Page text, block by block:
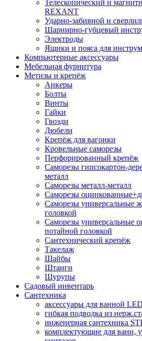
Телескопический и
REXANT
Ударно-забивной и
Шарнирно-губцевый
Электроды
Ящики и пояса для
Компьютерные аксессуары
Мебельная фурнитура
Метизы и крепёж
Анкеры
Болты
Винты
Гайки
Гвозди
Дюбели
Крепёж для вагонки
Кровельные саморезы
Перфорированный крепёж
Саморезы гипсокартон-
металл
Саморезы металл-металл
Саморезы
Саморезы универсальные
головкой
Саморезы универсальные
потайной головкой
Сантехнический крепёж
Такелаж
Шайбы
Штанги
Шурупы
Садовый инвентарь
Сантехника
аксессуары для ванной
гибкая подводка из
инженерная сантехника
комплектующие для ванн,